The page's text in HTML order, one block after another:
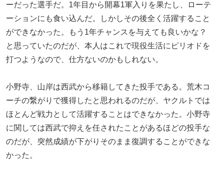
ーだった選手だ。1年目から開幕1軍入りを果たし、ローテ
ーションにも食い込んだ。しかしその後全く活躍すること
ができなかった。もう1年チャンスを与えても良いかな？
と思っていたのだが、本人はこれで現役生活にピリオドを
打つようなので、仕方ないのかもしれない。
小野寺、山岸は西武から移籍してきた投手である。荒木コ
ーチの繋がりで獲得したと思われるのだが、ヤクルトでは
ほとんど戦力として活躍することはできなかった。小野寺
に関しては西武で抑えを任されたことがあるほどの投手な
のだが、突然成績が下がりそのまま復調することができな
かった。